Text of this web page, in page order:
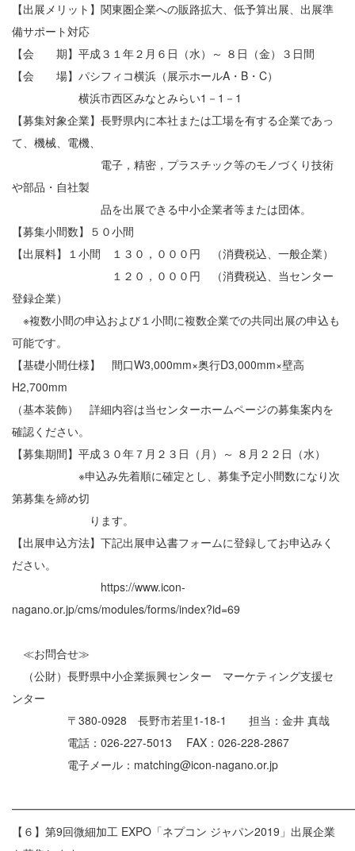
【出展メリット】関東圏企業への販路拡大、低予算出展、出展準
備サポート対応
【会 期】平成３１年２月６日（水）～ ８日（金）３日間
【会 場】パシフィコ横浜（展示ホールA・B・C）
横浜市西区みなとみらい1－1－1
【募集対象企業】長野県内に本社または工場を有する企業であっ
て、機械、電機、
電子，精密，プラスチック等のモノづくり技術
や部品・自社製
品を出展できる中小企業者等または団体。
【募集小間数】５０小間
【出展料】１小間 １３０，０００円 （消費税込、一般企業）
１２０，０００円 （消費税込、当センター
登録企業）
※複数小間の申込および１小間に複数企業での共同出展の申込も
可能です。
【基礎小間仕様】 間口W3,000mm×奥行D3,000mm×壁高
H2,700mm
（基本装飾） 詳細内容は当センターホームページの募集案内を
確認ください。
【募集期間】平成３０年７月２３日（月）～ ８月２２日（水）
※申込み先着順に確定とし、募集予定小間数になり次
第募集を締め切
ります。
【出展申込方法】下記出展申込書フォームに登録してお申込みく
ださい。
https://www.icon-
nagano.or.jp/cms/modules/forms/index?id=69
≪お問合せ≫
（公財）長野県中小企業振興センター マーケティング支援セ
ンター
〒380-0928 長野市若里1-18-1 担当：金井 真哉
電話：026-227-5013 FAX：026-228-2867
電子メール：matching@icon-nagano.or.jp
【６】第9回微細加工 EXPO「ネプコン ジャパン2019」出展企業